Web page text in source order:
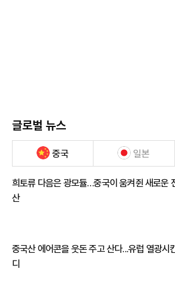
글로벌 뉴스
중국 일본
희토류 다음은 광모듈…중국이 움켜쥔 새로운
산
중국산 에어콘을 웃돈 주고 산다...유럽 열광시
디